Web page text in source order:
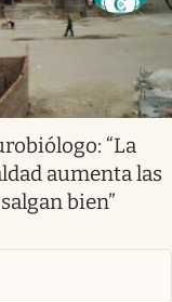
“La
aumenta las
bien”